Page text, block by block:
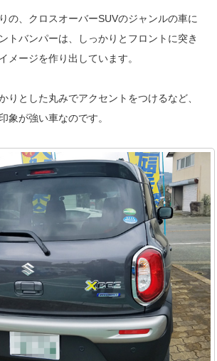
の、クロスオーバーSUVのジャンルの車に
トバンパーは、しっかりとフロントに突き
メージを作り出しています。
りとした丸みでアクセントをつけるなど、
象が強い車なのです。